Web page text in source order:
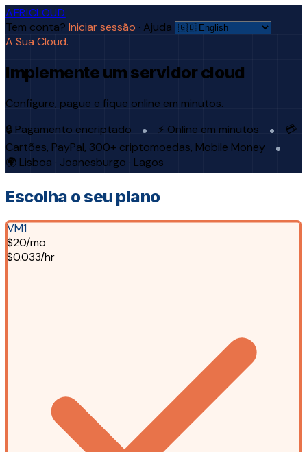
AFRICLOUD
Tem conta? Iniciar sessão · Ajuda
A Sua Cloud.
Implemente um servidor cloud
Configure, pague e fique online em minutos.
🔒 Pagamento encriptado
⚡ Online em minutos
💳
Cartões, PayPal, 300+ criptomoedas, Mobile Money
🌍 Lisboa · Joanesburgo · Lagos
Escolha o seu plano
VM1
$20/mo
$0.033/hr